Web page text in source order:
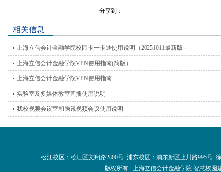
分享到：
相关信息
上海立信会计金融学院校园卡一卡通使用说明（20251011最新版）
上海立信会计金融学院VPN使用指南(简版）
上海立信会计金融学院VPN使用指南
实验室及多媒体教室直播使用说明
我校视频会议室和腾讯视频会议使用说明
松江校区：松江区文翔路2800号 浦东校区：浦东新区上川路995号
版权所有 上海立信会计金融学院 智慧校园